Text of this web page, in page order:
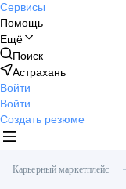
Сервисы
Помощь
Ещё
Поиск
Астрахань
Войти
Войти
Создать резюме
Карьерный маркетплейс